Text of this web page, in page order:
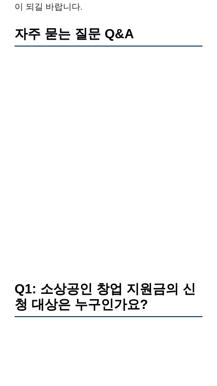
이 되길 바랍니다.
자주 묻는 질문 Q&A
Q1: 소상공인 창업 지원금의 신
청 대상은 누구인가요?